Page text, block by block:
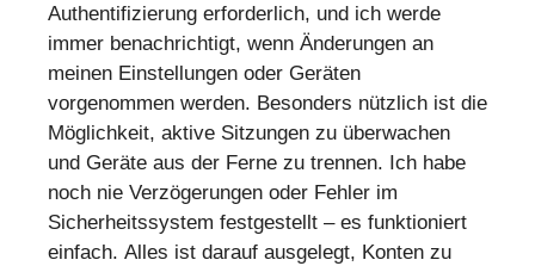
Authentifizierung erforderlich, und ich werde
immer benachrichtigt, wenn Änderungen an
meinen Einstellungen oder Geräten
vorgenommen werden. Besonders nützlich ist die
Möglichkeit, aktive Sitzungen zu überwachen
und Geräte aus der Ferne zu trennen. Ich habe
noch nie Verzögerungen oder Fehler im
Sicherheitssystem festgestellt – es funktioniert
einfach. Alles ist darauf ausgelegt, Konten zu